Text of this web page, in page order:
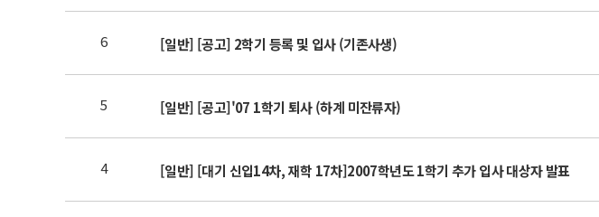
6 [일반] [공고] 2학기 등록 및 입사 (기존사생)
5 [일반] [공고]'07 1학기 퇴사 (하계 미잔류자)
4 [일반] [대기 신입14차, 재학 17차]2007학년도 1학기 추가 입사 대상자 발표